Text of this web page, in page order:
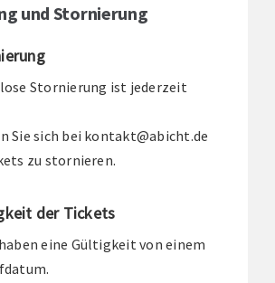
und Stornierung
Stornierung ist jederzeit
Sie sich bei kontakt@abicht.de
zu stornieren.
der Tickets
eine Gültigkeit von einem